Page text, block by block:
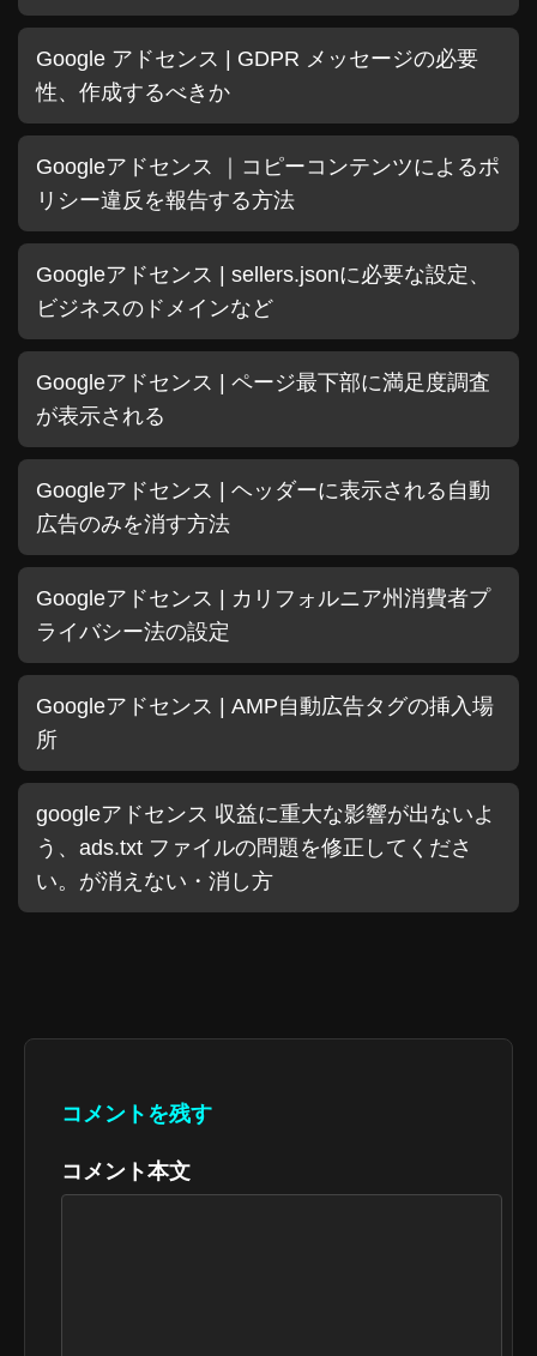
Google アドセンス | GDPR メッセージの必要
性、作成するべきか
Googleアドセンス ｜コピーコンテンツによるポ
リシー違反を報告する方法
Googleアドセンス | sellers.jsonに必要な設定、
ビジネスのドメインなど
Googleアドセンス | ページ最下部に満足度調査
が表示される
Googleアドセンス | ヘッダーに表示される自動
広告のみを消す方法
Googleアドセンス | カリフォルニア州消費者プ
ライバシー法の設定
Googleアドセンス | AMP自動広告タグの挿入場
所
googleアドセンス 収益に重大な影響が出ないよ
う、ads.txt ファイルの問題を修正してくださ
い。が消えない・消し方
コメントを残す
コメント本文